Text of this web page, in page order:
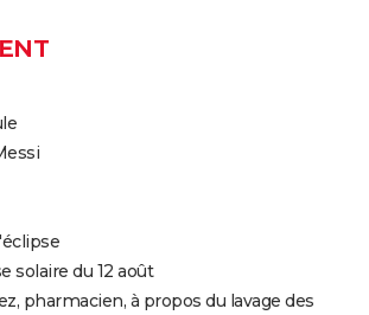
solaire du 12 août
pharmacien, à propos du lavage des